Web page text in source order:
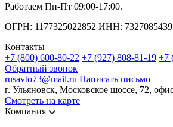
Работаем Пн-Пт 09:00-17:00.
ОГРН: 1177325022852 ИНН: 7327085439
Контакты
+7 (800) 600-80-22 +7 (927) 808-81-19 +7
Обратный звонок
rusavto73@mail.ru Написать письмо
г. Ульяновск, Московское шоссе, 72,
Смотреть на карте
Компания